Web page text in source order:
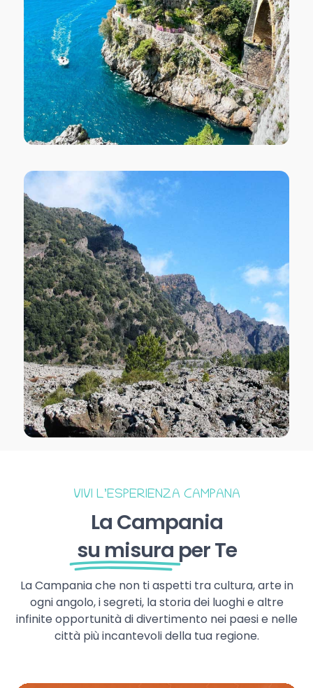
VIVI L’ESPERIENZA CAMPANA
La Campania
su misura per Te
La Campania che non ti aspetti tra cultura, arte in
ogni angolo, i segreti, la storia dei luoghi e altre
infinite opportunità di divertimento nei paesi e nelle
città più incantevoli della tua regione.